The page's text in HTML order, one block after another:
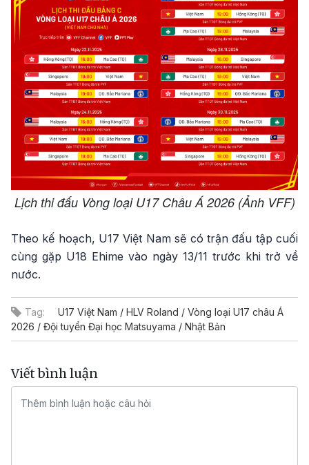
Lịch thi đấu Vòng loại U17 Châu Á 2026 (Ảnh VFF)
Theo kế hoạch, U17 Việt Nam sẽ có trận đấu tập cuối
cùng gặp U18 Ehime vào ngày 13/11 trước khi trở về
nước.
Tag:
U17 Việt Nam / HLV Roland / Vòng loại U17 châu Á
2026 / Đội tuyển Đại học Matsuyama / Nhật Bản
Viết bình luận